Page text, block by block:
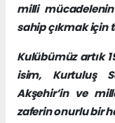
milli
sahip çıkmak için
Kulübümüz artık
isim, Kurtuluş
Akşehir’in ve
zaferin onurlu bir